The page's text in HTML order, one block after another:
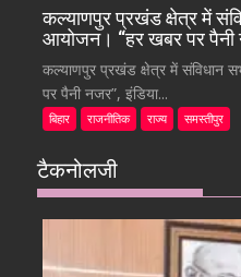
कल्याणपुर प्रखंड क्षेत्र में
आयोजन। “हर खबर पर पैनी
कल्याणपुर प्रखंड क्षेत्र में संविधान
पर पैनी नजर”, इंडिया...
बिहार राजनीतिक राज्य समस्तीपुर
टैकनोलजी